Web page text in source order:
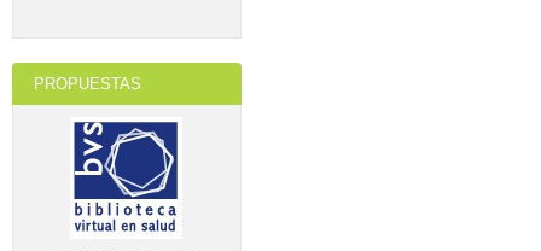
PROPUESTAS